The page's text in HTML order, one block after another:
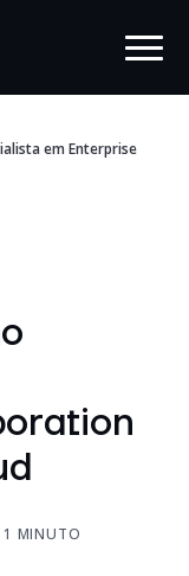
em Enterprise
MINUTO